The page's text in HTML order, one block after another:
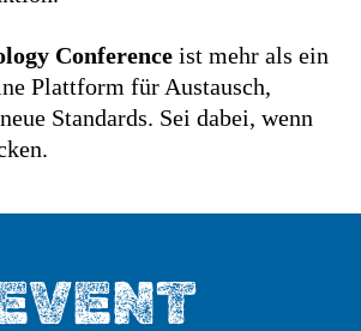
Conference ist mehr als ein
Plattform für Austausch,
Standards. Sei dabei, wenn